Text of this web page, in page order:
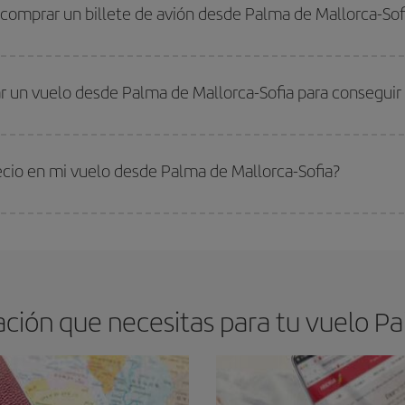
Además, sobre todo si estás pensando en una escapada de fin de
un billete de avión desde Palma de Mallorca-
Además, si buscas los vuelos con las fechas y los horarios del viaje un
un vuelo desde Palma de Mallorca-Sofia para
con antelación es
fundamental para conseguir vuelos baratos a
en mi vuelo desde Palma de Mallorca-Sofia?
que necesitas para tu vuelo